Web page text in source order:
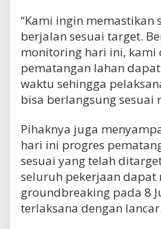
“Kami ingin memastikan
berjalan sesuai target.
monitoring hari ini, kami
pematangan lahan
waktu sehingga
bisa berlangsung sesuai
Pihaknya juga
hari ini progres
sesuai yang telah
seluruh pekerjaan dapat
groundbreaking pada 8
terlaksana dengan lancar.